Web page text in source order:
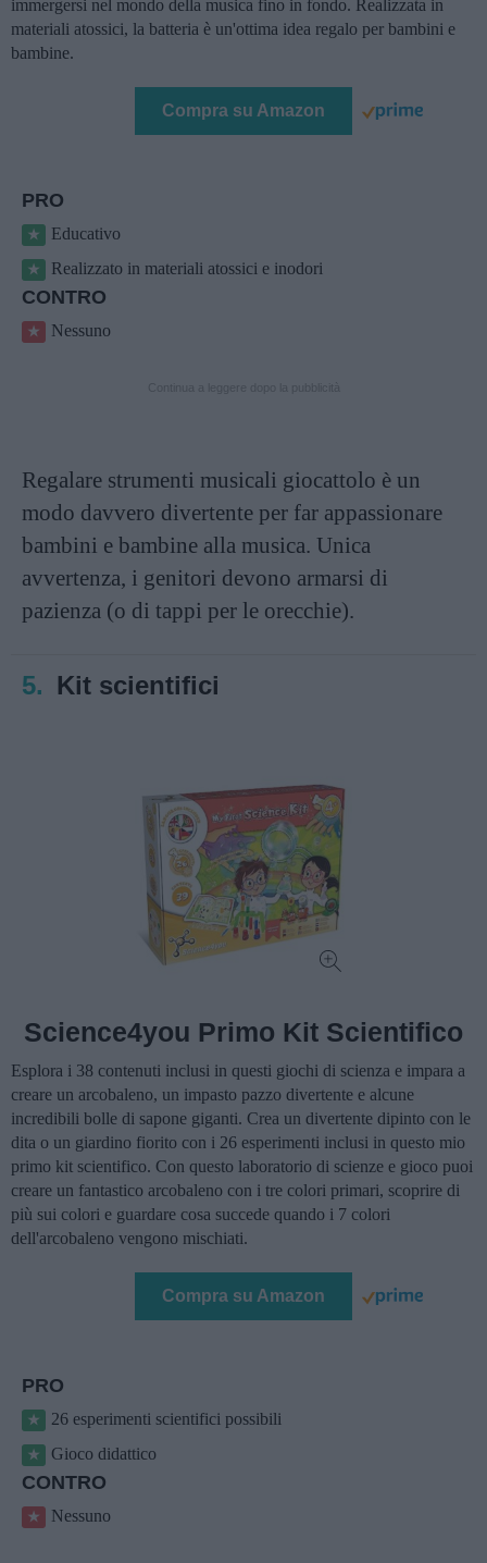
immergersi nel mondo della musica fino in fondo. Realizzata in
materiali atossici, la batteria è un'ottima idea regalo per bambini e
bambine.
Compra su Amazon
PRO
Educativo
Realizzato in materiali atossici e inodori
CONTRO
Nessuno
Regalare strumenti musicali giocattolo è un
modo davvero divertente per far appassionare
bambini e bambine alla musica. Unica
avvertenza, i genitori devono armarsi di
pazienza (o di tappi per le orecchie).
5. Kit scientifici
Science4you Primo Kit Scientifico
Esplora i 38 contenuti inclusi in questi giochi di scienza e impara a
creare un arcobaleno, un impasto pazzo divertente e alcune
incredibili bolle di sapone giganti. Crea un divertente dipinto con le
dita o un giardino fiorito con i 26 esperimenti inclusi in questo mio
primo kit scientifico. Con questo laboratorio di scienze e gioco puoi
creare un fantastico arcobaleno con i tre colori primari, scoprire di
più sui colori e guardare cosa succede quando i 7 colori
dell'arcobaleno vengono mischiati.
Compra su Amazon
PRO
26 esperimenti scientifici possibili
Gioco didattico
CONTRO
Nessuno